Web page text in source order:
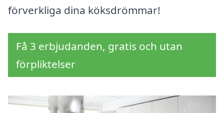
förverkliga dina köksdrömmar!
Få 3 erbjudanden, gratis och utan
förpliktelser